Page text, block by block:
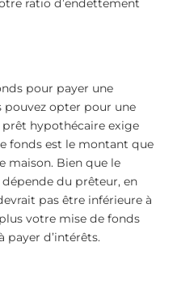
ratio d’endettement
pour payer une
pouvez opter pour une
hypothécaire exige
fonds est le montant que
maison. Bien que le
du prêteur, en
pas être inférieure à
votre mise de fonds
payer d’intérêts.